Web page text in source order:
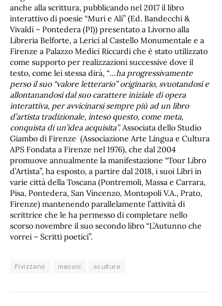
anche alla scrittura, pubblicando nel 2017 il libro
interattivo di poesie “Muri e Ali” (Ed. Bandecchi &
Vivaldi – Pontedera (PI)) presentato a Livorno alla
Libreria Belforte, a Lerici al Castello Monumentale e a
Firenze a Palazzo Medici Riccardi che è stato utilizzato
come supporto per realizzazioni successive dove il
testo, come lei stessa dirà, “…ha progressivamente
perso il suo “valore letterario” originario, svuotandosi e
allontanandosi dal suo carattere iniziale di opera
interattiva, per avvicinarsi sempre più ad un libro
d’artista tradizionale, inteso questo, come meta,
conquista di un’idea acquisita”. Associata dello Studio
Giambo di Firenze (Associazione Arte Lingua e Cultura
APS Fondata a Firenze nel 1976), che dal 2004
promuove annualmente la manifestazione “Tour Libro
d’Artista”, ha esposto, a partire dal 2018, i suoi Libri in
varie città della Toscana (Pontremoli, Massa e Carrara,
Pisa, Pontedera, San Vincenzo, Montopoli V.A., Prato,
Firenze) mantenendo parallelamente l’attività di
scrittrice che le ha permesso di completare nello
scorso novembre il suo secondo libro “L’Autunno che
vorrei – Scritti poetici”.
Fivizzano masoni sculture